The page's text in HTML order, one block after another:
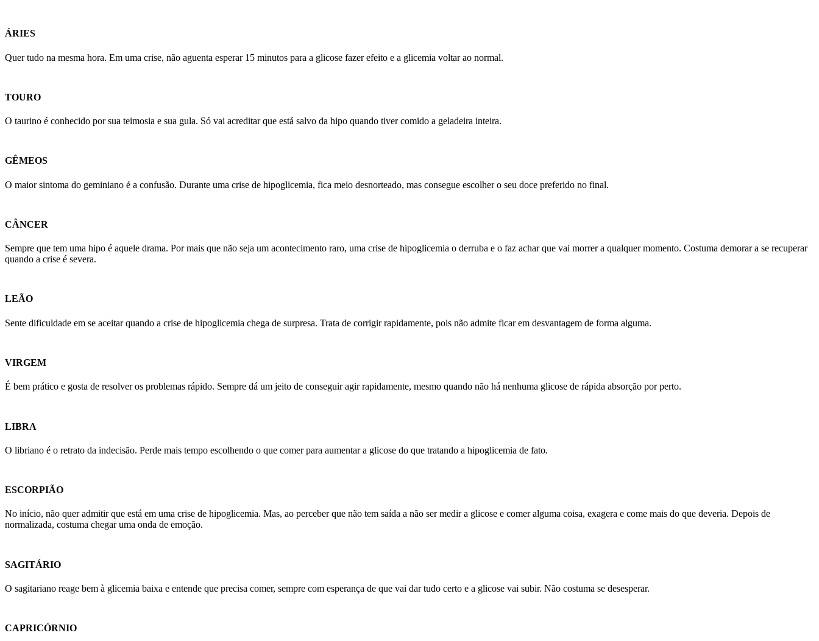
ÁRIES
Quer tudo na mesma hora. Em uma crise, não aguenta esperar 15 minutos para a glicose fazer efeito e a glicemia voltar ao normal.
TOURO
O taurino é conhecido por sua teimosia e sua gula. Só vai acreditar que está salvo da hipo quando tiver comido a geladeira inteira.
GÊMEOS
O maior sintoma do geminiano é a confusão. Durante uma crise de hipoglicemia, fica meio desnorteado, mas consegue escolher o seu doce preferido no final.
CÂNCER
Sempre que tem uma hipo é aquele drama. Por mais que não seja um acontecimento raro, uma crise de hipoglicemia o derruba e o faz achar que vai morrer a qualquer momento. Costuma demorar a se recuperar
quando a crise é severa.
LEÃO
Sente dificuldade em se aceitar quando a crise de hipoglicemia chega de surpresa. Trata de corrigir rapidamente, pois não admite ficar em desvantagem de forma alguma.
VIRGEM
É bem prático e gosta de resolver os problemas rápido. Sempre dá um jeito de conseguir agir rapidamente, mesmo quando não há nenhuma glicose de rápida absorção por perto.
LIBRA
O libriano é o retrato da indecisão. Perde mais tempo escolhendo o que comer para aumentar a glicose do que tratando a hipoglicemia de fato.
ESCORPIÃO
No início, não quer admitir que está em uma crise de hipoglicemia. Mas, ao perceber que não tem saída a não ser medir a glicose e comer alguma coisa, exagera e come mais do que deveria. Depois de
normalizada, costuma chegar uma onda de emoção.
SAGITÁRIO
O sagitariano reage bem à glicemia baixa e entende que precisa comer, sempre com esperança de que vai dar tudo certo e a glicose vai subir. Não costuma se desesperar.
CAPRICÓRNIO